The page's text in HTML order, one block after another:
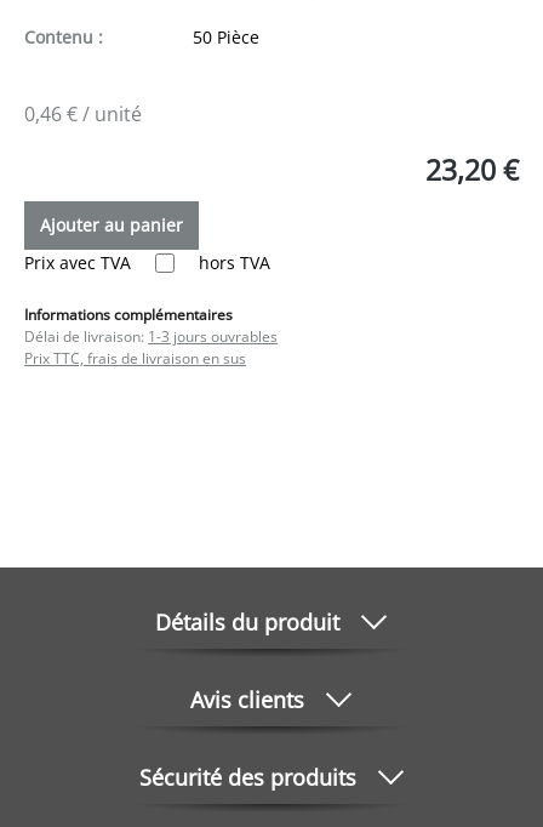
Contenu : 50 Pièce
0,46 € / unité
23,20 €
Ajouter au panier
Prix avec TVA
hors TVA
Informations complémentaires
Délai de livraison: 1-3 jours ouvrables
Prix TTC, frais de livraison en sus
Détails du produit
Avis clients
Sécurité des produits